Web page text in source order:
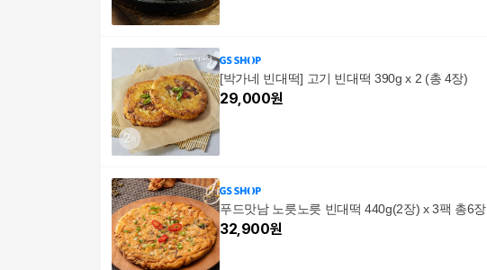
[박가네 빈대떡] 고기 빈대떡 390g x 2 (총 4장)
29,000원
푸드맛남 노릇노릇 빈대떡 440g(2장) x 3팩 총6장
32,900원